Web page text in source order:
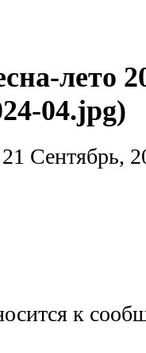
лето
04.jpg)
Сентябрь,
к